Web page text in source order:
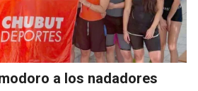
a los nadadores